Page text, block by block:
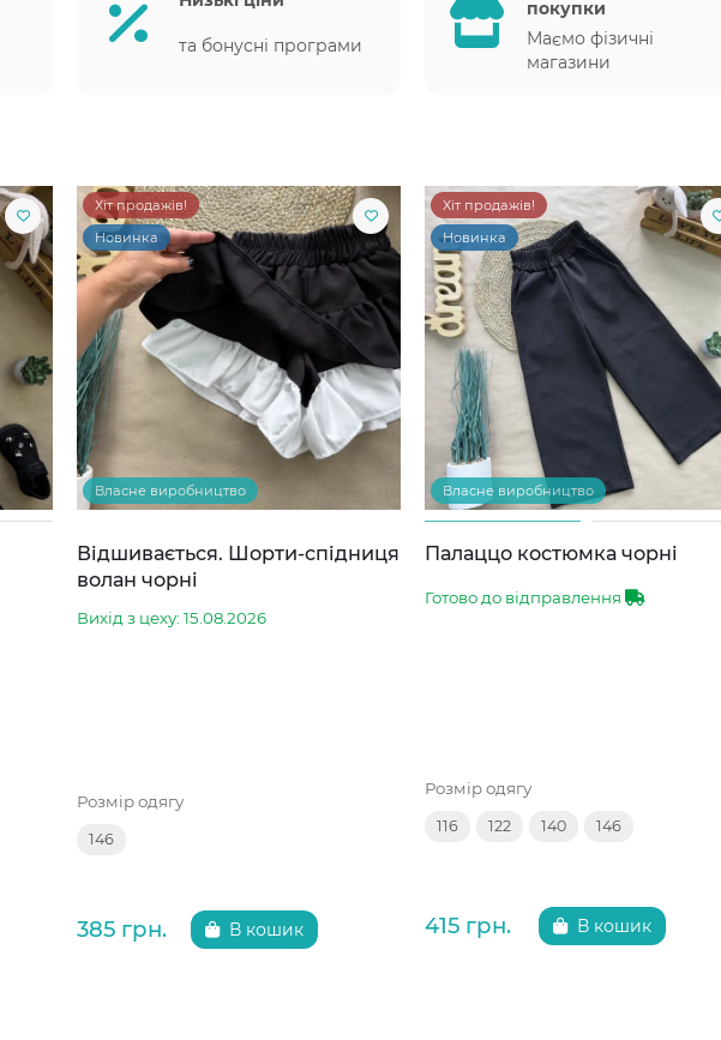
та бонусні програми
покупки
Маємо фізичні
магазини
Хіт продажів!
Новинка
Власне виробництво
Відшивається. Шорти-спідниця
волан чорні
Вихід з цеху: 15.08.2026
Розмір одягу
146
385 грн. В кошик
Хіт продажів!
Новинка
Власне виробництво
Палаццо костюмка чорні
Готово до відправлення
Розмір одягу
116 122 140 146
415 грн. В кошик